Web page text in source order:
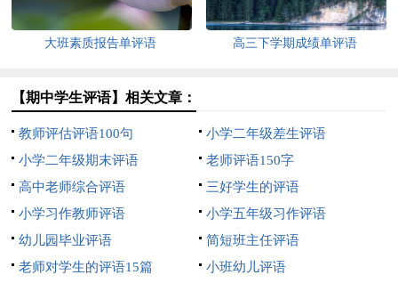
大班素质报告单评语 高三下学期成绩单评语
【期中学生评语】相关文章：
教师评估评语100句
小学二年级差生评语
小学二年级期末评语
老师评语150字
高中老师综合评语
三好学生的评语
小学习作教师评语
小学五年级习作评语
幼儿园毕业评语
简短班主任评语
老师对学生的评语15篇
小班幼儿评语